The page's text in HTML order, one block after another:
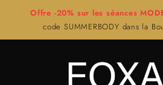
Offre -20% sur les séances
code SUMMERBODY dans la